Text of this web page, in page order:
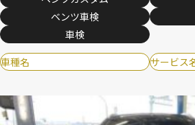
ベンツ車検
車検